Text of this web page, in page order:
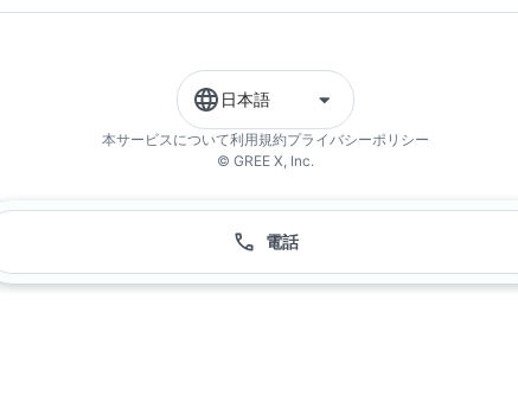
日本語
本サービスについて利用規約プライバシーポリシー
© GREE X, Inc.
電話